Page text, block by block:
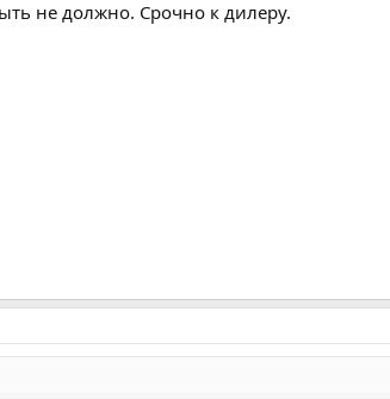
не должно. Срочно к дилеру.